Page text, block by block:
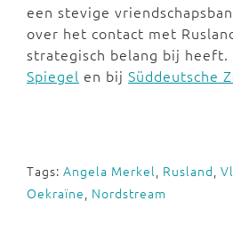
een stevige
over het contact met
strategisch belang bij heeft.
Spiegel en bij Süddeutsche
Tags: Angela Merkel, Rusland,
Oekraïne, Nordstream